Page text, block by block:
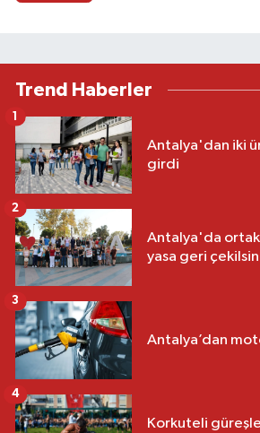
Trend Haberler
Antalya'dan iki
girdi
1
Antalya'da ortak
yasa geri çekilsin
2
Antalya’dan
3
Korkuteli
4